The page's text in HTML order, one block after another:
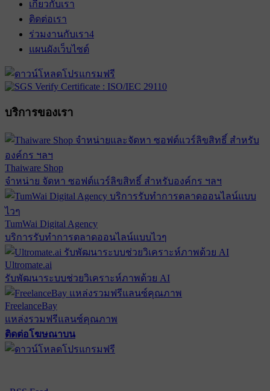
เกี่ยวกับเรา
ติดต่อเรา
ร่วมงานกับเรา4
แผนผังเว็บไซต์
บริการของเรา
Thaiware Shop
จำหน่าย จัดหา ซอฟต์แวร์ลิขสิทธิ์ สำหรับองค์กร ฯลฯ
TumWai Digital Agency
บริการรับทำการตลาดออนไลน์แบบไวๆ
Ultromate.ai
รับพัฒนาระบบช่วยวิเคราะห์ภาพด้วย AI
FreelanceBay
แหล่งรวมฟรีแลนซ์คุณภาพ
ติดต่อโฆษณาบน